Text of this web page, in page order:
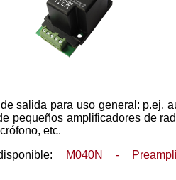
salida para uso general: p.ej.
pequeños amplificadores de
etc.
M040N -